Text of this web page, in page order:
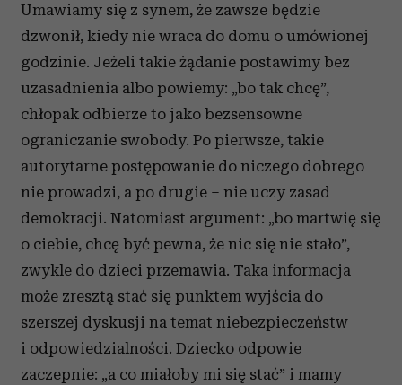
Umawiamy się z synem, że zawsze będzie
dzwonił, kiedy nie wraca do domu o umówionej
godzinie. Jeżeli takie żądanie postawimy bez
uzasadnienia albo powiemy: „bo tak chcę”,
chłopak odbierze to jako bezsensowne
ograniczanie swobody. Po pierwsze, takie
autorytarne postępowanie do niczego dobrego
nie prowadzi, a po drugie – nie uczy zasad
demokracji. Natomiast argument: „bo martwię się
o ciebie, chcę być pewna, że nic się nie stało”,
zwykle do dzieci przemawia. Taka informacja
może zresztą stać się punktem wyjścia do
szerszej dyskusji na temat niebezpieczeństw
i odpowiedzialności. Dziecko odpowie
zaczepnie: „a co miałoby mi się stać” i mamy